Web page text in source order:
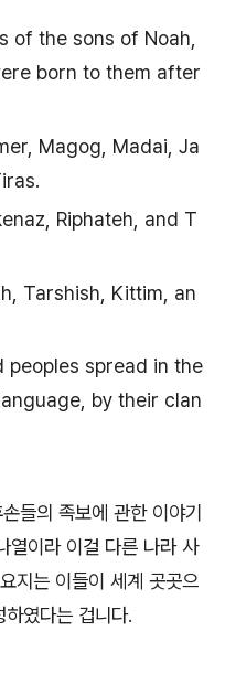
of the sons of Noah,
born to them after
Magog, Madai, Ja
Riphateh, and T
Tarshish, Kittim, an
peoples spread in the
by their clan
들의 족보에 관한 이야기
열이라 이걸 다른 나라 사
지는 이들이 세계 곳곳으
였다는 겁니다.